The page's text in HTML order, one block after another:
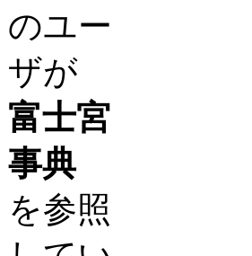
のユー
ザが
富士宮
事典
を参照